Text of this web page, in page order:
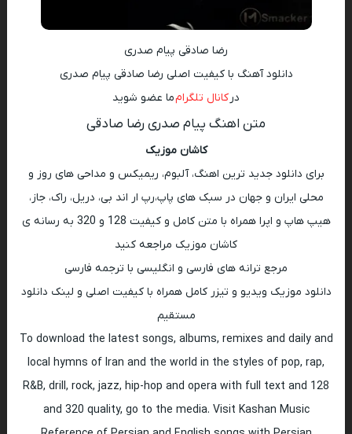
رضا صادقی پیام صدری
دانلود آهنگ با کیفیت اصلی رضا صادقی پیام صدری
در کانال تلگرامما عضو شوید
متن اهنگ پیام صدری رضا صادقی
کاشان موزیک
برای دانلود جدید ترین اهنگ، آلبوم، ریمیکس و مداحی های روز و
محلی ایران و جهان در سبک های پاپ،رپ ار اند بی، دریل، راک، جاز،
هیپ هاپ و اپرا همراه با متن کامل و کیفیت 128 و 320 به رسانه ی
کاشان موزیک مراجعه کنید
مرجع ترانه های فارسی و انگلیسی با ترجمه فارسی
دانلود موزیک ویدیو و تیزر کامل همراه با کیفیت اصلی و لینک دانلود
مستقیم
To download the latest songs, albums, remixes and daily and
local hymns of Iran and the world in the styles of pop, rap,
R&B, drill, rock, jazz, hip-hop and opera with full text and 128
and 320 quality, go to the media. Visit Kashan Music